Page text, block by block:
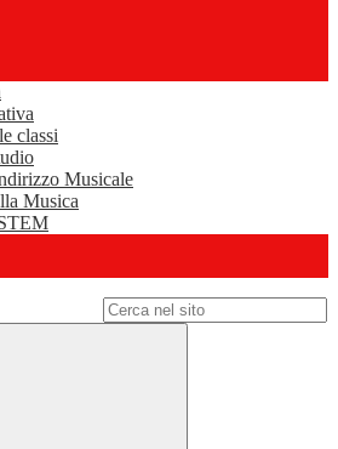
classi
Musicale
Musica